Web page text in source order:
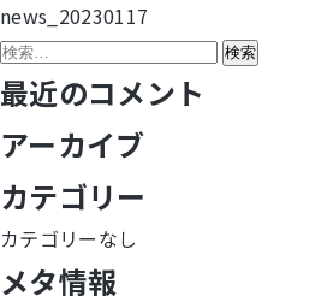
投
稿
ナ
ビ
ゲ
ー
news_20230117
検
索:
最近のコメント
アーカイブ
カテゴリー
カテゴリーなし
メタ情報